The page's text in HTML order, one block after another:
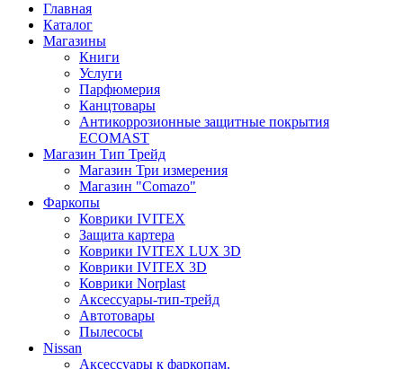
Главная
Каталог
Магазины
Книги
Услуги
Парфюмерия
Канцтовары
Антикоррозионные защитные покрытия
ECOMAST
Магазин Тип Трейд
Магазин Три измерения
Магазин "Comazo"
Фаркопы
Коврики IVITEX
Защита картера
Коврики IVITEX LUX 3D
Коврики IVITEX 3D
Коврики Norplast
Аксессуары-тип-трейд
Автотовары
Пылесосы
Nissan
Аксессуары к фаркопам.